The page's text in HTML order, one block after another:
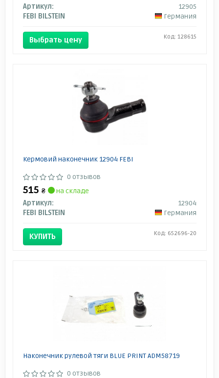
Артикул:
12905
FEBI BILSTEIN
Германия
Выбрать цену Код: 128615
Кермовий наконечник 12904 FEBI
0 отзывов
515 ₴
на складе
Артикул:
12904
FEBI BILSTEIN
Германия
КУПИТЬ Код: 652696-20
Наконечник рулевой тяги BLUE PRINT ADM58719
0 отзывов